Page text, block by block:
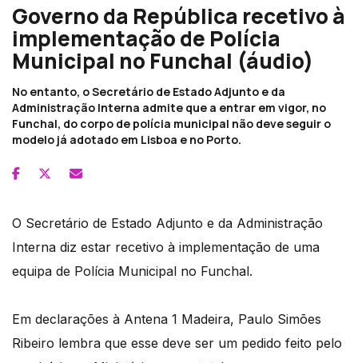
Governo da República recetivo à
implementação de Polícia
Municipal no Funchal (áudio)
No entanto, o Secretário de Estado Adjunto e da
Administração Interna admite que a entrar em vigor, no
Funchal, do corpo de polícia municipal não deve seguir o
modelo já adotado em Lisboa e no Porto.
O Secretário de Estado Adjunto e da Administração
Interna diz estar recetivo à implementação de uma
equipa de Polícia Municipal no Funchal.
Em declarações à Antena 1 Madeira, Paulo Simões
Ribeiro lembra que esse deve ser um pedido feito pelo